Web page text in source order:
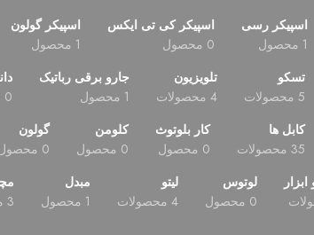
اسپیکر رسی
1 محصول
اسپیکر کی تی ایکس
0 محصول
اسپیکر گولون
1 محصول
تسکو
5 محصولات
تلویزیون
4 محصولات
جارو برقی رباتیک
1 محصول
0 محصول
کابل ها
35 محصولات
کار بلوتوث
0 محصول
کلومن
0 محصول
گولون
0 محصول
لوتوس
0 محصول
لیتو
4 محصولات
مبدل
1 محصول
3 محصولات